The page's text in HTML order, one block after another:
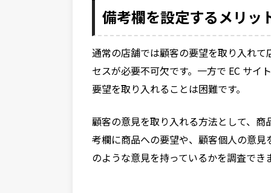
備考欄を設定するメリッ
通常の店舗では顧客の要望を取り入れ
セスが必要不可欠です。一方で EC サイ
要望を取り入れることは困難です。
顧客の意見を取り入れる方法として、
考欄に商品への要望や、顧客個人の意
のような意見を持っているかを調査でき